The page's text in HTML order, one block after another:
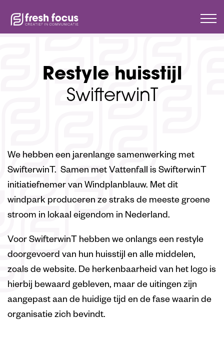
HOME WERK RESTYLE HUISSTIJL
Restyle huisstijl
SwifterwinT
We hebben een jarenlange samenwerking met
SwifterwinT. Samen met Vattenfall is SwifterwinT
initiatiefnemer van Windplanblauw. Met dit
windpark produceren ze straks de meeste groene
stroom in lokaal eigendom in Nederland.
Voor SwifterwinT hebben we onlangs een restyle
doorgevoerd van hun huisstijl en alle middelen,
zoals de website. De herkenbaarheid van het logo is
hierbij bewaard gebleven, maar de uitingen zijn
aangepast aan de huidige tijd en de fase waarin de
organisatie zich bevindt.